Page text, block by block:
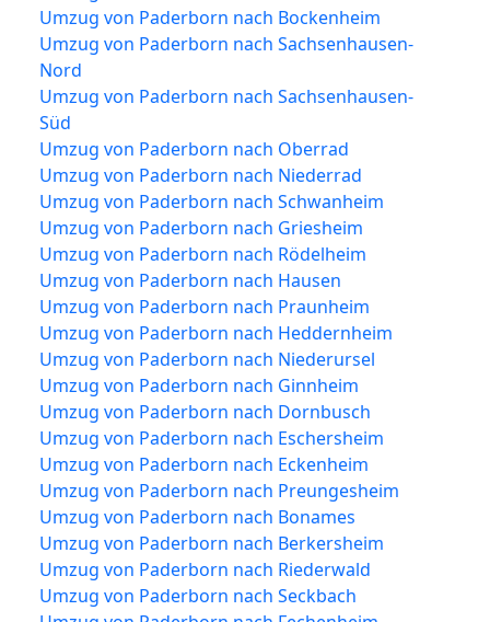
Umzug von Paderborn nach Bockenheim
Umzug von Paderborn nach Sachsenhausen-
Nord
Umzug von Paderborn nach Sachsenhausen-
Süd
Umzug von Paderborn nach Oberrad
Umzug von Paderborn nach Niederrad
Umzug von Paderborn nach Schwanheim
Umzug von Paderborn nach Griesheim
Umzug von Paderborn nach Rödelheim
Umzug von Paderborn nach Hausen
Umzug von Paderborn nach Praunheim
Umzug von Paderborn nach Heddernheim
Umzug von Paderborn nach Niederursel
Umzug von Paderborn nach Ginnheim
Umzug von Paderborn nach Dornbusch
Umzug von Paderborn nach Eschersheim
Umzug von Paderborn nach Eckenheim
Umzug von Paderborn nach Preungesheim
Umzug von Paderborn nach Bonames
Umzug von Paderborn nach Berkersheim
Umzug von Paderborn nach Riederwald
Umzug von Paderborn nach Seckbach